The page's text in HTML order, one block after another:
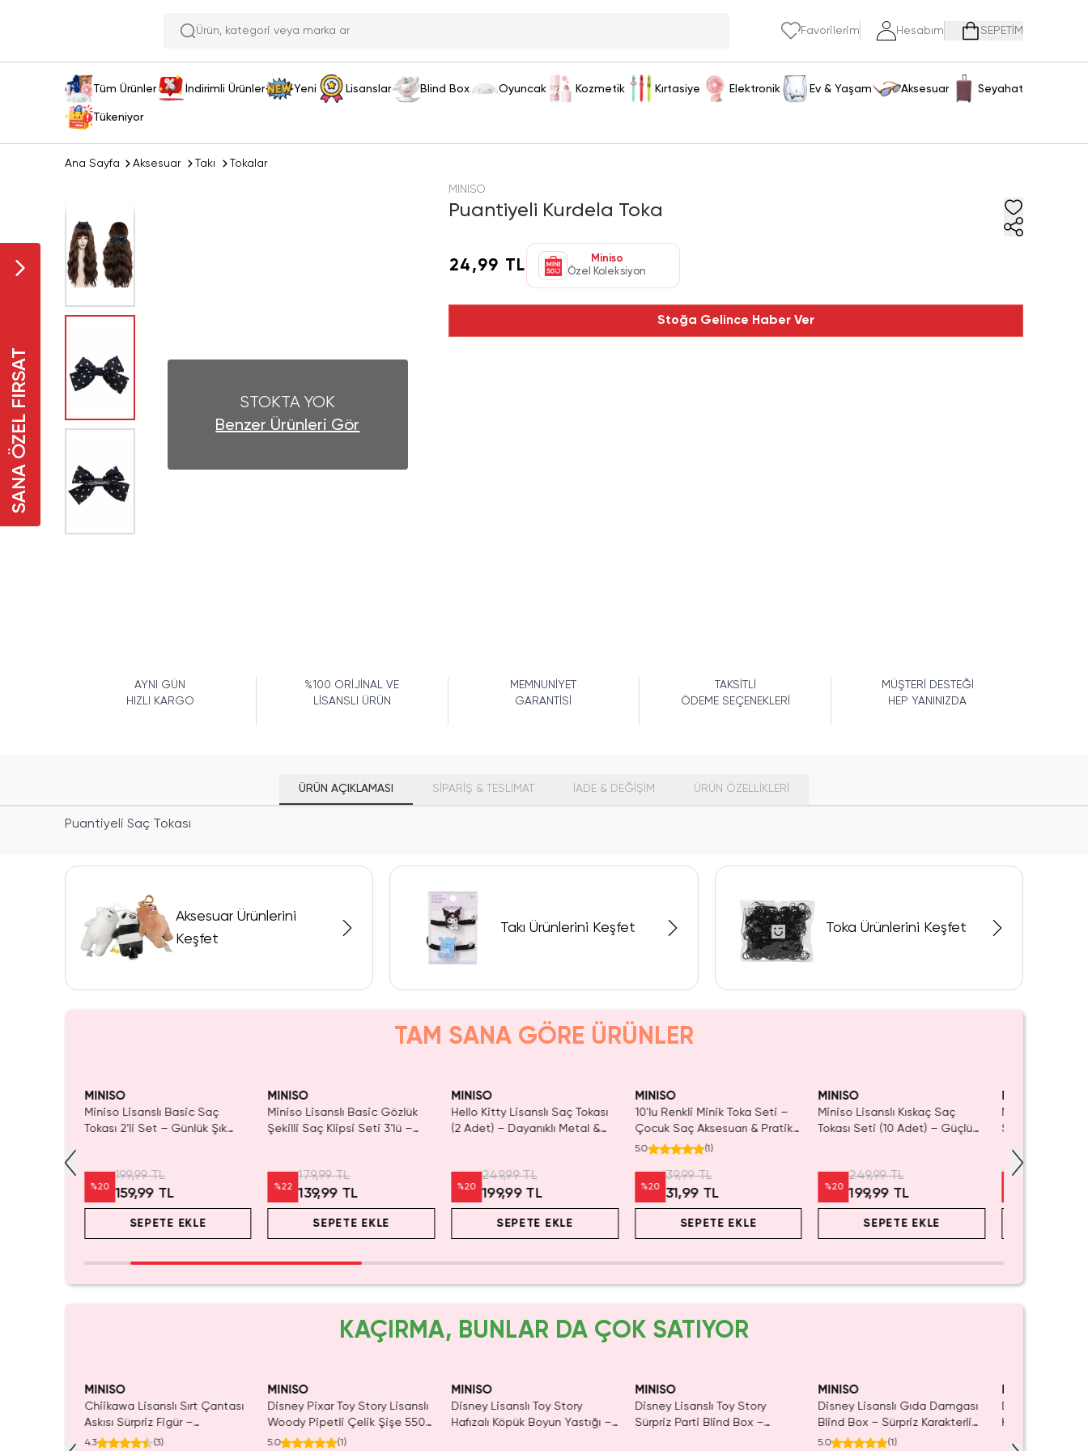
Ürün, kategori ve Favorilerim Hesabım SEPETİM
Tüm Ürünler İndirimli Ürünler Yeni Lisanslar Blind Box Oyuncak Kozmetik Kırtasiye Elektronik Ev & Yaşam Aksesuar Seyahat
Tükeniyor
SANA ÖZEL FIRSAT
Ana Sayfa Aksesuar Takı Tokalar
STOKTA YOK
Benzer Ürünleri Gör
MINISO
Puantiyeli Kurdela Toka
24,99 TL
Miniso
Özel Koleksiyon
Stoğa Gelince Haber Ver
AYNI GÜN
HIZLI KARGO
%100 ORİJİNAL VE
LİSANSLI ÜRÜN
MEMNUNİYET
GARANTİSİ
TAKSİTLİ
ÖDEME SEÇENEKLERİ
MÜŞTERİ DESTEĞİ
HEP YANINIZDA
ÜRÜN AÇIKLAMASI SİPARİŞ & TESLİMAT İADE & DEĞİŞİM ÜRÜN ÖZELLIKLERI
Puantiyeli Saç Tokası
Aksesuar Ürünlerini
Keşfet
Takı Ürünlerini Keşfet Toka Ürünlerini Keşfet
TAM SANA GÖRE ÜRÜNLER
MINISO
Miniso Lisanslı Basic Saç
Tokası 2’li Set – Günlük Şık
%20
199,99 TL
159,99 TL
SEPETE EKLE
MINISO
Miniso Lisanslı Basic Gözlük
Şekilli Saç Klipsi Seti 3’lü –
%22
179,99 TL
139,99 TL
SEPETE EKLE
MINISO
Hello Kitty Lisanslı Saç Tokası
(2 Adet) – Dayanıklı Metal &
%20
249,99 TL
199,99 TL
SEPETE EKLE
MINISO
10'lu Renkli Minik Toka Seti –
Çocuk Saç Aksesuarı & Pratik
Klipsler
5.0 (1)
%20
39,99 TL
31,99 TL
SEPETE EKLE
MINISO
Miniso Lisanslı Kıskaç Saç
Tokası Seti (10 Adet) – Güçlü
%20
249,99 TL
199,99 TL
SEPETE EKLE
Miniso Lisanslı
Set – Günlük
KAÇIRMA, BUNLAR DA ÇOK SATIYOR
MINISO
Chiikawa Lisanslı Sırt Çantası
Askısı Sürpriz Figür –
Koleksiyonluk Blind Box
4.3 (3)
MINISO
Disney Pixar Toy Story Lisanslı
Woody Pipetli Çelik Şişe 550
mL – Saplı Tasarım
5.0 (1)
MINISO
Disney Lisanslı Toy Story
Hafızalı Köpük Boyun Yastığı –
MINISO
Disney Lisanslı Toy Story
Sürpriz Parti Blind Box –
MINISO
Disney Lisanslı Gıda Damgası
Blind Box – Sürpriz Karakterli
Eğlenceli Sunum
5.0 (1)
Disney Lisanslı
Klipsli Figür –